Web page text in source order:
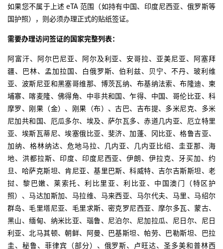
如果您不属于上述 eTA 范围（如持有中国、印度尼西亚、俄罗斯等
国护照），则必须办理正式的贴纸签证。
需要办理访问签证的国家完整列表：
阿富汗、阿尔巴尼亚、阿尔及利亚、安哥拉、亚美尼亚、阿塞拜
疆、巴林、孟加拉国、白俄罗斯、伯利兹、贝宁、不丹、玻利维
亚、波斯尼亚和黑塞哥维那、博茨瓦纳、布基纳法索、布隆迪、柬
埔寨、喀麦隆、佛得角、中非共和国、乍得、中国、哥伦比亚、科
摩罗、刚果（金）、刚果（布）、古巴、吉布提、多米尼克、多米
尼加共和国、厄瓜多尔、埃及、萨尔瓦多、赤道几内亚、厄立特里
亚、埃斯瓦蒂尼、埃塞俄比亚、斐济、加蓬、冈比亚、格鲁吉亚、
加纳、格林纳达、危地马拉、几内亚、几内亚比绍、圭亚那、海
地、洪都拉斯、印度、印度尼西亚、伊朗、伊拉克、牙买加、约
旦、哈萨克斯坦、肯尼亚、基里巴斯、科威特、吉尔吉斯斯坦、老
挝、黎巴嫩、莱索托、利比里亚、利比亚、中国澳门（特区护
照）、马达加斯加、马拉维、马来西亚、马尔代夫、马里、马绍尔
群岛、毛里塔尼亚、毛里求斯、密克罗尼西亚、摩尔多瓦、蒙古、
黑山、缅甸、纳米比亚、瑙鲁、尼泊尔、尼加拉瓜、尼日尔、尼日
利亚、北马其顿、朝鲜、阿曼、巴基斯坦、帕劳、巴勒斯坦、巴拉
圭、秘鲁、菲律宾（部分）、俄罗斯、卢旺达、圣多美和普林西